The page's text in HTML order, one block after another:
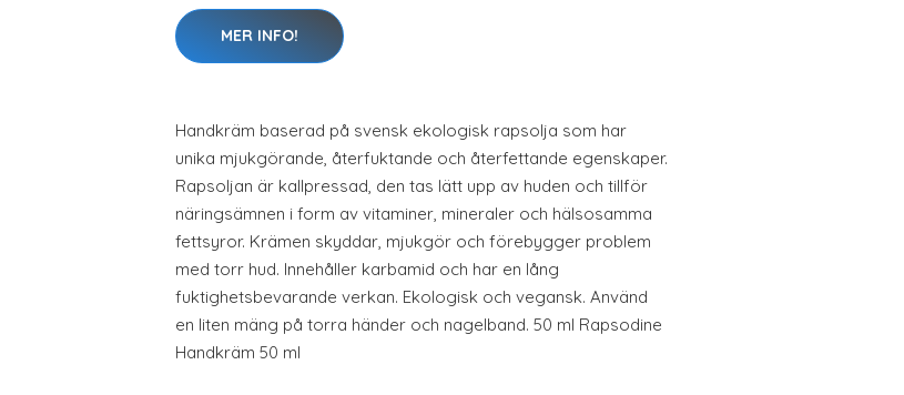
MER INFO!
Handkräm baserad på svensk ekologisk rapsolja som har
unika mjukgörande, återfuktande och återfettande egenskaper.
Rapsoljan är kallpressad, den tas lätt upp av huden och tillför
näringsämnen i form av vitaminer, mineraler och hälsosamma
fettsyror. Krämen skyddar, mjukgör och förebygger problem
med torr hud. Innehåller karbamid och har en lång
fuktighetsbevarande verkan. Ekologisk och vegansk. Använd
en liten mäng på torra händer och nagelband. 50 ml Rapsodine
Handkräm 50 ml